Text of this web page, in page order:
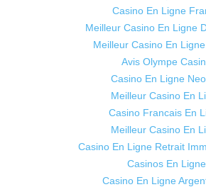
Casino En Ligne
Meilleur Casino En Ligne
Meilleur Casino En
Avis Olympe
Casino En Ligne
Meilleur Casino En
Casino Francais En
Meilleur Casino En
Casino En Ligne Retrait
Casinos En Ligne
Casino En Ligne